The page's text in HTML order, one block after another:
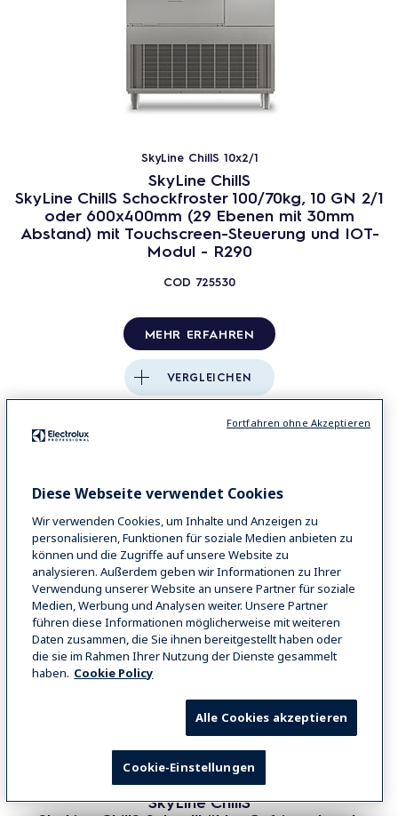
SkyLine ChillS 10x2/1
SkyLine ChillS
SkyLine ChillS Schockfroster 100/70kg, 10 GN 2/1
oder 600x400mm (29 Ebenen mit 30mm
Abstand) mit Touchscreen-Steuerung und IOT-
Modul - R290
COD 725530
MEHR ERFAHREN
VERGLEICHEN
SkyLine ChillS 6x1/1
SkyLine ChillS
Diese Webseite verwendet Cookies
Wir verwenden Cookies, um Inhalte und Anzeigen zu
personalisieren, Funktionen für soziale Medien anbieten zu
können und die Zugriffe auf unsere Website zu
analysieren. Außerdem geben wir Informationen zu Ihrer
Verwendung unserer Website an unsere Partner für soziale
Medien, Werbung und Analysen weiter. Unsere Partner
führen diese Informationen möglicherweise mit weiteren
Daten zusammen, die Sie ihnen bereitgestellt haben oder
die sie im Rahmen Ihrer Nutzung der Dienste gesammelt
haben. Cookie Policy
Alle Cookies akzeptieren
Cookie-Einstellungen
Fortfahren ohne Akzeptieren